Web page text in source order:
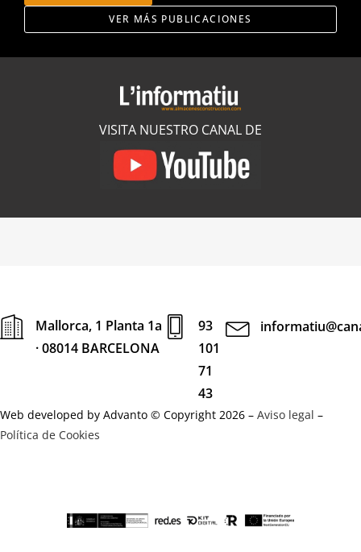
VER MÁS PUBLICACIONES
VISITA NUESTRO CANAL DE
Mallorca, 1 Planta 1a
· 08014 BARCELONA
93
101
71
43
Web developed by Advanto © Copyright 2026 – Aviso legal –
Política de Cookies